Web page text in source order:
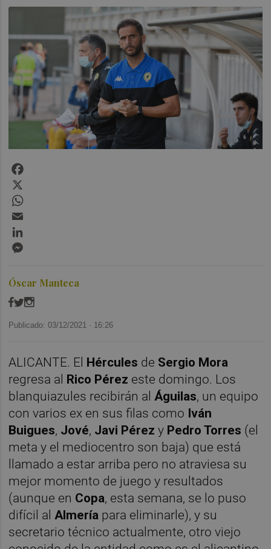
Óscar Manteca
Publicado: 03/12/2021 · 16:26
ALICANTE. El Hércules de Sergio Mora
regresa al
Rico Pérez este domingo. Los
blanquiazules recibirán alÁguilas, un equipo
con varios ex en sus filas como Iván
Buigues, Jové, Javi Pérez y Pedro Torres (el
meta y el mediocentro son baja) que está
llamado a estar arriba pero no atraviesa su
mejor momento de juego y resultados
(aunque en Copa, esta semana, se lo puso
difícil alAlmería para eliminarle), y su
secretario técnico actualmente, otro viejo